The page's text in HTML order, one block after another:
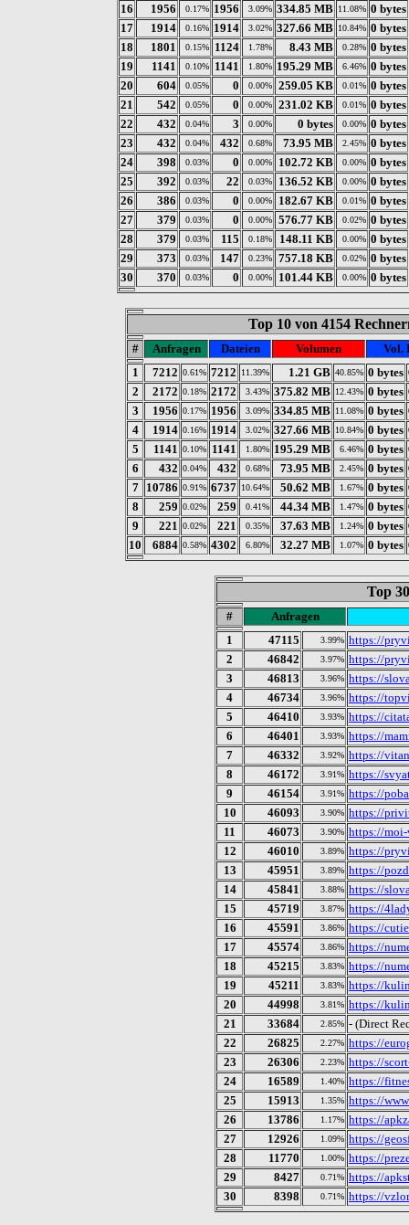
16
1956 0.17% 1956 3.09% 334.85 MB 11.08% 0 bytes
17
1914 0.16% 1914 3.02% 327.66 MB 10.84% 0 bytes
18
1801 0.15% 1124 1.78% 8.43 MB 0.28% 0 bytes
19
1141 0.10% 1141 1.80% 195.29 MB 6.46% 0 bytes
20
604 0.05% 0 0.00% 259.05 KB 0.01% 0 bytes
21
542 0.05% 0 0.00% 231.02 KB 0.01% 0 bytes
22
432 0.04% 3 0.00% 0 bytes 0.00% 0 bytes
23
432 0.04% 432 0.68% 73.95 MB 2.45% 0 bytes
24
398 0.03% 0 0.00% 102.72 KB 0.00% 0 bytes
25
392 0.03% 22 0.03% 136.52 KB 0.00% 0 bytes
26
386 0.03% 0 0.00% 182.67 KB 0.01% 0 bytes
27
379 0.03% 0 0.00% 576.77 KB 0.02% 0 bytes
28
379 0.03% 115 0.18% 148.11 KB 0.00% 0 bytes
29
373 0.03% 147 0.23% 757.18 KB 0.02% 0 bytes
30
370 0.03% 0 0.00% 101.44 KB 0.00% 0 bytes
Top 10 von 4154
# Anfragen Dateien Volumen
Vol.
1
7212 0.61% 7212 11.39% 1.21 GB 40.85% 0 bytes
2 2172 0.18% 2172 3.43% 375.82 MB 12.43% 0 bytes
3 1956 0.17% 1956 3.09% 334.85 MB 11.08% 0 bytes
4 1914 0.16% 1914 3.02% 327.66 MB 10.84% 0 bytes
5 1141 0.10% 1141 1.80% 195.29 MB 6.46% 0 bytes
6 432 0.04% 432 0.68% 73.95 MB 2.45% 0 bytes
7 10786 0.91% 6737 10.64% 50.62 MB 1.67% 0 bytes
8 259 0.02% 259 0.41% 44.34 MB 1.47% 0 bytes
9 221 0.02% 221 0.35% 37.63 MB 1.24% 0 bytes
10 6884 0.58% 4302 6.80% 32.27 MB 1.07% 0 bytes
Top
#
Anfragen
1
47115 3.99% https://
2
46842 3.97% https://
3
46813 3.96% https://
4
46734 3.96% https://
5
46410 3.93% https://
6
46401 3.93% https://
7
46332 3.92% https://
8
46172 3.91% https://
9
46154 3.91% https://
10
46093 3.90% https://
11
46073 3.90% https://moi-
12
46010 3.89% https://
13
45951 3.89% https://
14
45841 3.88% https://
15
45719 3.87% https://
16
45591 3.86% https://
17
45574 3.86% https://
18
45215 3.83% https://
19
45211 3.83% https://
20
44998 3.81% https://
21
33684 2.85% - (Direct
22
26825 2.27% https://
23
26306 2.23% https://
24
16589 1.40% https://
25
15913 1.35% https://
26
13786 1.17% https://
27
12926 1.09% https://
28
11770 1.00% https://
29
8427 0.71% https://
30
8398 0.71% https://